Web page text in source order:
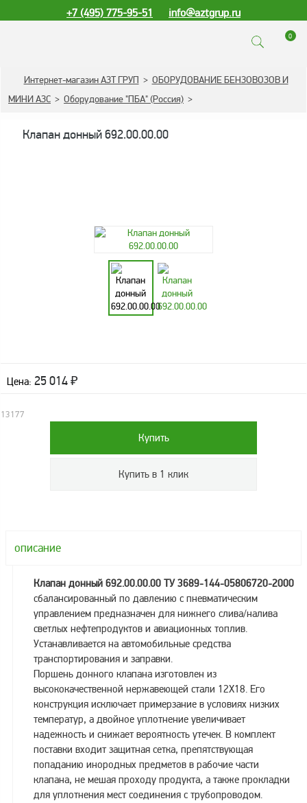
+7 (495) 775-95-51 info@aztgrup.ru
0
КАТАЛОГ ПРОДУКЦИИ
Топливораздаточные
Запасные части к ТРК
Устройства громкой
Краны раздаточные,
Счетчики и фильтры
ФЖУ
Метрологическое
оборудование
Рукава, шланги и
техпластина МБС
Соединительная
арматура
Устройства
заземления
автоцистерн и
комплектующие
Интернет-магазин АЗТ ГРУП > ОБОРУДОВАНИЕ БЕНЗОВОЗОВ И
МИНИ АЗС > Оборудование "ПБА" (Россия) >
Клапан донный 692.00.00.00
Цена: 25 014₽
13177
описание
Клапан донный 692.00.00.00 ТУ 3689-144-05806720-2000
сбалансированный по давлению с пневматическим
управлением предназначен для нижнего слива/налива
светлых нефтепродуктов и авиационных топлив.
Устанавливается на автомобильные средства
транспортирования и заправки.
Поршень донного клапана изготовлен из
высококачественной нержавеющей стали 12Х18. Его
конструкция исключает примерзание в условиях низких
температур, а двойное уплотнение увеличивает
надежность и снижает вероятность утечек. В комплект
поставки входит защитная сетка, препятствующая
попаданию инородных предметов в рабочие части
клапана, не мешая проходу продукта, а также прокладки
для уплотнения мест соединения с трубопроводом.